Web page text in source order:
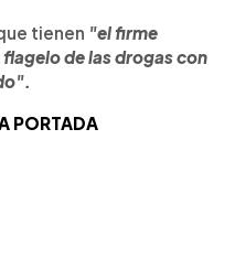
tienen "el firme
de las drogas con
PORTADA